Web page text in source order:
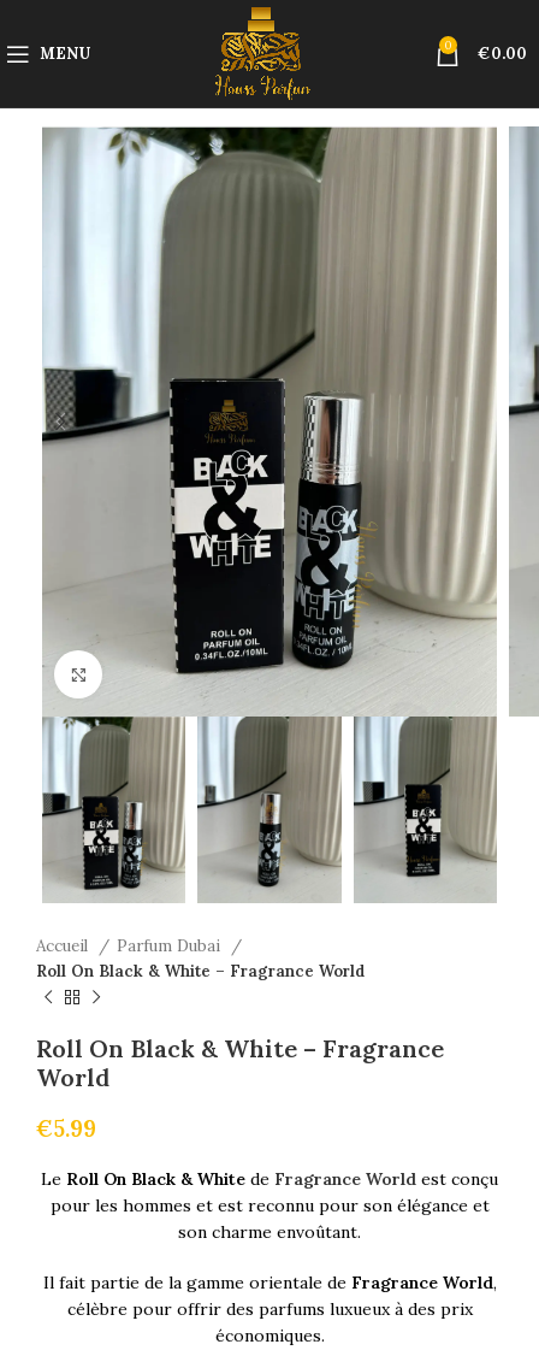
MENU 0 €0.00
Click to enlarge
Accueil
Parfum Dubai
Roll On Black & White – Fragrance World
Roll On Black & White – Fragrance
World
€5.99
Le Roll On Black & White de Fragrance World est conçu
pour les hommes et est reconnu pour son élégance et
son charme envoûtant.
Il fait partie de la gamme orientale de Fragrance World,
célèbre pour offrir des parfums luxueux à des prix
économiques.